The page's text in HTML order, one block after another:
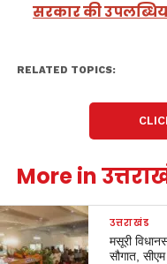
सरकार की
RELATED TOPICS:
More in
उत्तराखंड
मसूरी
सौगात,